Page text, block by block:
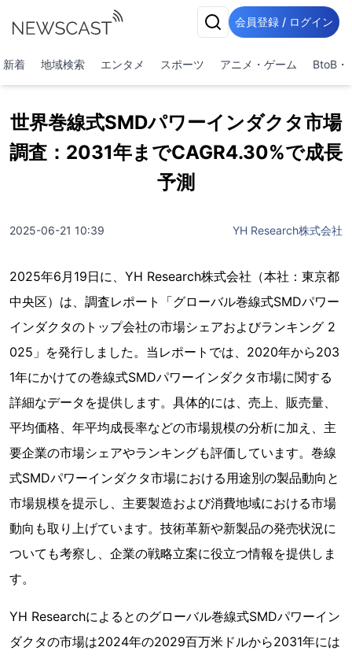
会員登録 / ログイン
新着 地域検索 エンタメ スポーツ アニメ・ゲーム BtoB・
世界巻線式SMDパワーインダクタ市場
調査：2031年までCAGR4.30%で成長
予測
2025-06-21 10:39 YH Research株式会社
2025年6月19日に、YH Research株式会社（本社：東京都
中央区）は、調査レポート「グローバル巻線式SMDパワー
インダクタのトップ会社の市場シェアおよびランキング 2
025」を発行しました。当レポートでは、2020年から203
1年にかけての巻線式SMDパワーインダクタ市場に関する
詳細なデータを提供します。具体的には、売上、販売量、
平均価格、年平均成長率などの市場規模の分析に加え、主
要企業の市場シェアやランキングも評価しています。巻線
式SMDパワーインダクタ市場における用途別の製品動向と
市場規模を提示し、主要製造および消費地域における市場
動向も取り上げています。技術革新や新製品の発売状況に
ついても考察し、企業の戦略立案に役立つ情報を提供しま
す。
YH Researchによるとのグローバル巻線式SMDパワーイン
ダクタの市場は2024年の2029百万米ドルから2031年には